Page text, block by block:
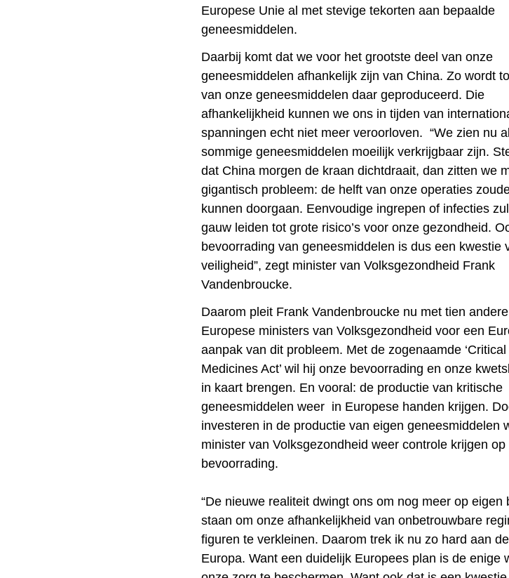
Europese Unie al met stevige tekorten aan bepaalde
geneesmiddelen.
Daarbij komt dat we voor het grootste deel van onze
geneesmiddelen afhankelijk zijn van China. Zo wordt
van onze geneesmiddelen daar geproduceerd. Die
afhankelijkheid kunnen we ons in tijden van
spanningen echt niet meer veroorloven. “We zien nu
sommige geneesmiddelen moeilijk verkrijgbaar zijn.
dat China morgen de kraan dichtdraait, dan zitten we
gigantisch probleem: de helft van onze operaties
kunnen doorgaan. Eenvoudige ingrepen of infecties
gauw leiden tot grote risico’s voor onze gezondheid.
bevoorrading van geneesmiddelen is dus een kwestie
veiligheid”, zegt minister van Volksgezondheid Frank
Vandenbroucke.
Daarom pleit Frank Vandenbroucke nu met tien andere
Europese ministers van Volksgezondheid voor een
aanpak van dit probleem. Met de zogenaamde ‘Critical
Medicines Act’ wil hij onze bevoorrading en onze
in kaart brengen. En vooral: de productie van kritische
geneesmiddelen weer in Europese handen krijgen.
investeren in de productie van eigen geneesmiddelen
minister van Volksgezondheid weer controle krijgen op
bevoorrading.
“De nieuwe realiteit dwingt ons om nog meer op eigen
staan om onze afhankelijkheid van onbetrouwbare
figuren te verkleinen. Daarom trek ik nu zo hard aan
Europa. Want een duidelijk Europees plan is de enige